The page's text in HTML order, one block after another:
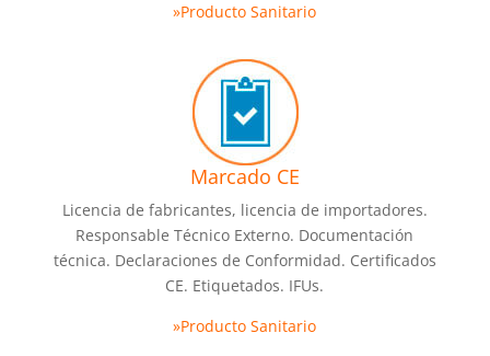
»Producto Sanitario
Marcado CE
Licencia de fabricantes, licencia de importadores.
Responsable Técnico Externo. Documentación
técnica. Declaraciones de Conformidad. Certificados
CE. Etiquetados. IFUs.
»Producto Sanitario